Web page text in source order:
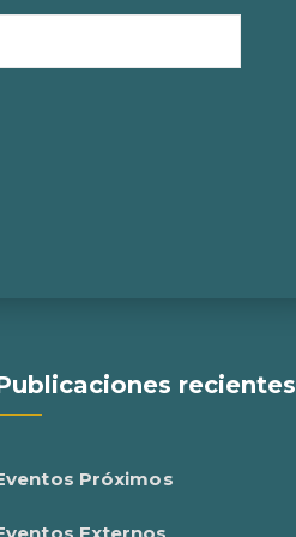
recientes
Próximos